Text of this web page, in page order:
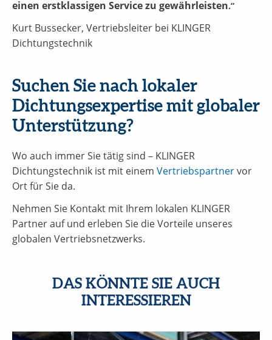
einen erstklassigen Service zu gewährleisten.”
Kurt Bussecker, Vertriebsleiter bei KLINGER
Dichtungstechnik
Suchen Sie nach lokaler
Dichtungsexpertise mit globaler
Unterstützung?
Wo auch immer Sie tätig sind – KLINGER
Dichtungstechnik ist mit einem Vertriebspartnervor
Ort für Sie da.
Nehmen Sie Kontakt mit Ihrem lokalen KLINGER
Partner auf und erleben Sie die Vorteile unseres
globalen Vertriebsnetzwerks.
DAS KÖNNTE SIE AUCH
INTERESSIEREN